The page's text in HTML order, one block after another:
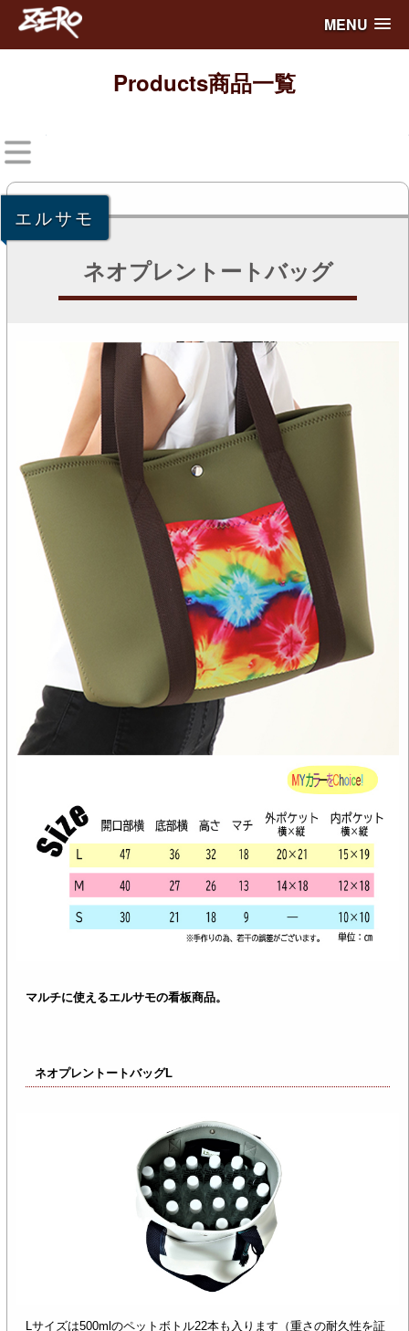
MENU
Products商品一覧
エルサモ
ネオプレントートバッグ
マルチに使えるエルサモの看板商品。
ネオプレントートバッグL
Lサイズは500mlのペットボトル22本も入ります（重さの耐久性を証